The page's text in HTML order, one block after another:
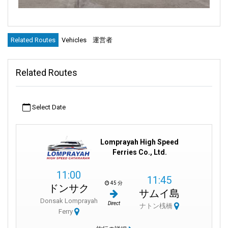
Related Routes Vehicles 運営者
Related Routes
Select Date
Lomprayah High Speed
Ferries Co., Ltd.
11:00
ドンサク
Donsak Lomprayah
Ferry
45 分
Direct
11:45
サムイ島
ナトン桟橋